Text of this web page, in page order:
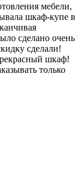
мебели,
шкаф-купе в
сделано очень
сделали!
шкаф!
только